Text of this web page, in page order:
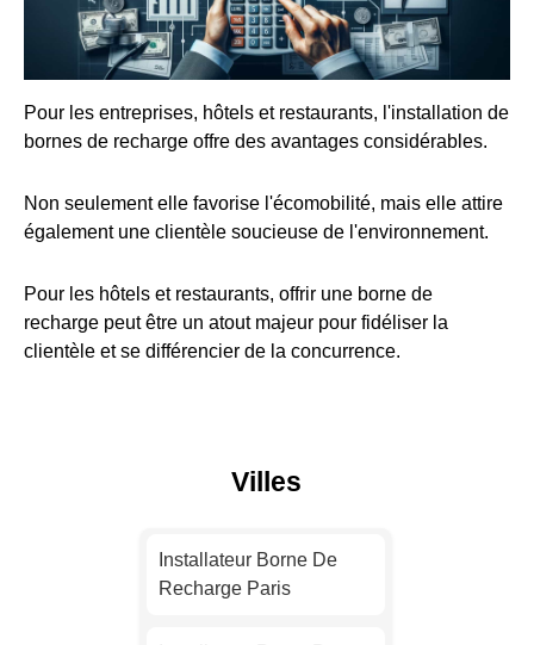
Pour les entreprises, hôtels et restaurants, l'installation de
bornes de recharge offre des avantages considérables.
Non seulement elle favorise l'écomobilité, mais elle attire
également une clientèle soucieuse de l'environnement.
Pour les hôtels et restaurants, offrir une borne de
recharge peut être un atout majeur pour fidéliser la
clientèle et se différencier de la concurrence.
Villes
Installateur Borne De
Recharge Paris